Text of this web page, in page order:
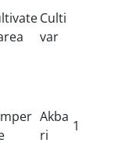
Culti
var
Akba
ri
1